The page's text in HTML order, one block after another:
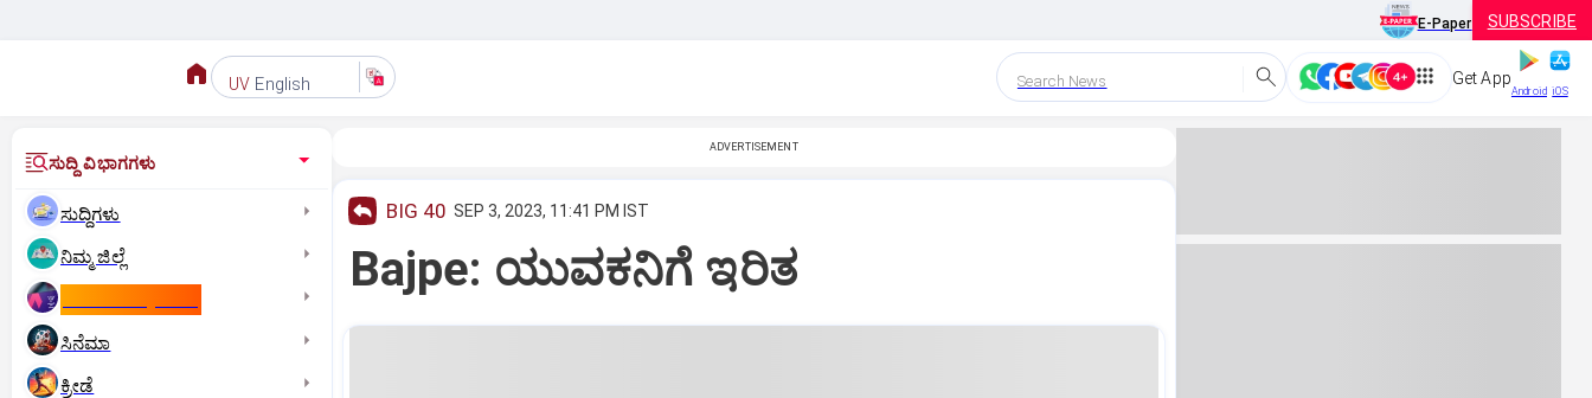
E-Paper SUBSCRIBE
UV English Search News Get App
Android iOS
ಸುದ್ದಿ ವಿಭಾಗಗಳು
ಸುದ್ದಿಗಳು
ನಿಮ್ಮ ಜಿಲ್ಲೆ
ಸಿನೆಮಾ
ಕ್ರೀಡೆ
ADVERTISEMENT
BIG 40 SEP 3, 2023, 11:41 PM IST
Bajpe: ಯುವಕನಿಗೆ ಇರಿತ